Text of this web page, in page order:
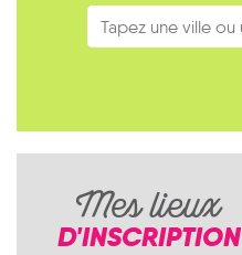
Mes lieux
D'INSCRIPTION